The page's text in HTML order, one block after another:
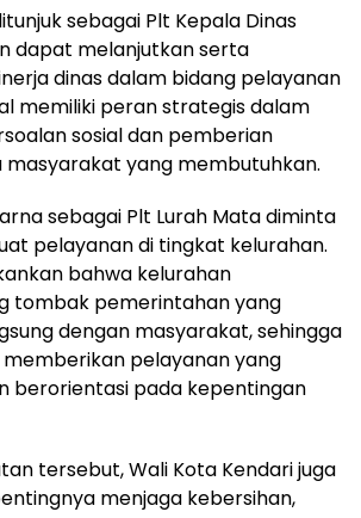
sebagai Plt Kepala Dinas
dapat melanjutkan serta
dinas dalam bidang pelayanan
memiliki peran strategis dalam
sosial dan pemberian
yang membutuhkan.
sebagai Plt Lurah Mata diminta
pelayanan di tingkat kelurahan.
bahwa kelurahan
tombak pemerintahan yang
dengan masyarakat, sehingga
pelayanan yang
berorientasi pada kepentingan
tersebut, Wali Kota Kendari juga
menjaga kebersihan,